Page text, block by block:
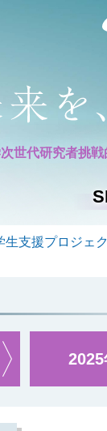
世代研究者挑戦
生支援プロジェ